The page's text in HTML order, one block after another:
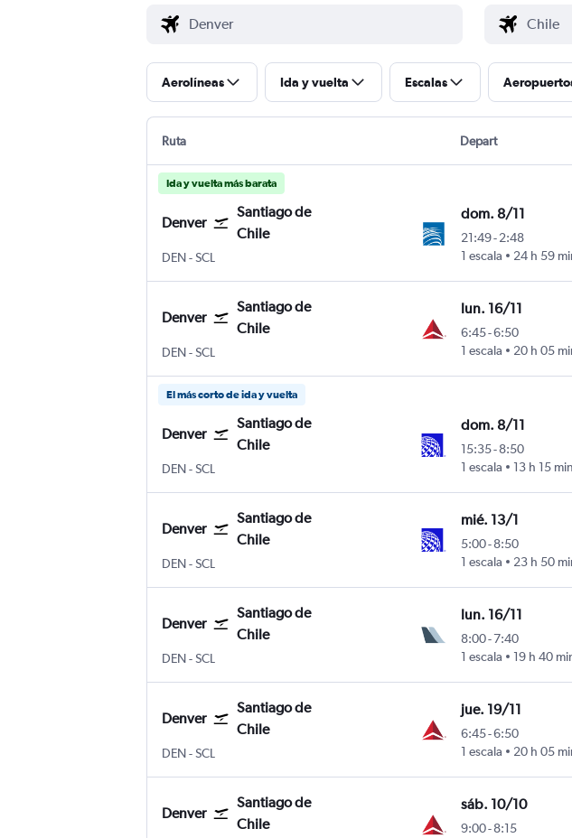
Aerolíneas Ida y vuelta Escalas
Ruta Depart
Ida y vuelta más barata
Denver
Santiago de
Chile
DENInternacional de Denver
-SCL Santiago de Chile Internacional Arturo Merino Benítez
dom. 8/11
21:49-2:48
1 escala
24 h 59
Denver
Santiago de
Chile
DENInternacional de Denver
-SCL Santiago de Chile Internacional Arturo Merino Benítez
lun. 16/11
6:45-6:50
1 escala
20 h 05
El más corto de ida y vuelta
Denver
Santiago de
Chile
DENInternacional de Denver
-SCL Santiago de Chile Internacional Arturo Merino Benítez
dom. 8/11
15:35-8:50
1 escala
13 h 15 min
Denver
Santiago de
Chile
DENInternacional de Denver
-SCL Santiago de Chile Internacional Arturo Merino Benítez
mié. 13/1
5:00-8:50
1 escala
23 h 50
Denver
Santiago de
Chile
DENInternacional de Denver
-SCL Santiago de Chile Internacional Arturo Merino Benítez
lun. 16/11
8:00-7:40
1 escala
19 h 40
Denver
Santiago de
Chile
DENInternacional de Denver
-SCL Santiago de Chile Internacional Arturo Merino Benítez
jue. 19/11
6:45-6:50
1 escala
20 h 05
Denver
Santiago de
Chile
sáb. 10/10
9:00-8:15